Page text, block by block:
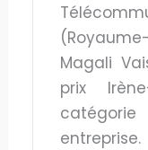
Magali
prix